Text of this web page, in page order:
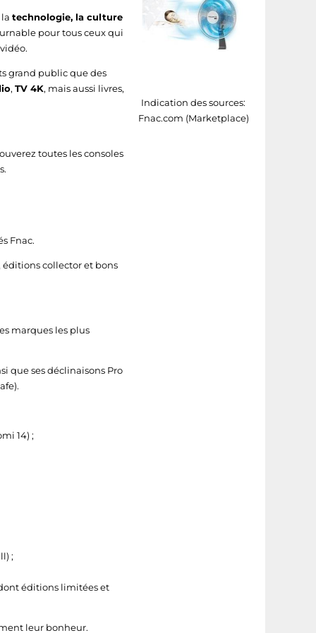
Indication des sources:
Fnac.com (Marketplace)
technologie, la culture
pour tous ceux qui
grand public que des
, TV 4K, mais aussi livres,
toutes les consoles
Fnac.
éditions collector et bons
marques les plus
que ses déclinaisons Pro
14) ;
;
éditions limitées et
leur bonheur.